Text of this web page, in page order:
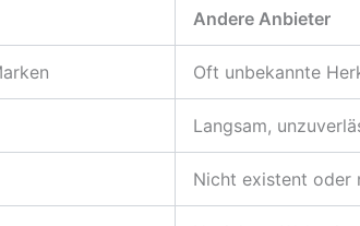
Andere Anbieter
Oft unbekannte
Langsam,
Nicht existent oder